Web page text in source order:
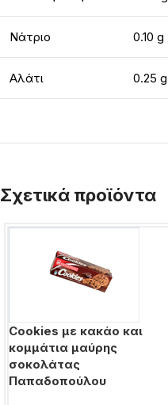
Νάτριο 0.10 g
Αλάτι 0.25 g
Σχετικά προϊόντα
Cookies με κακάο και
κομμάτια μαύρης
σοκολάτας
Παπαδοπούλου